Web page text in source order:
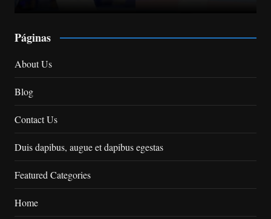
Páginas
About Us
Blog
Contact Us
Duis dapibus, augue et dapibus egestas
Featured Categories
Home